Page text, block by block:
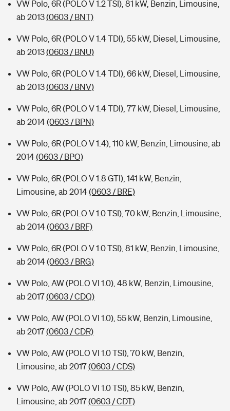
VW Polo, 6R (POLO V 1.2 TSI), 81 kW, Benzin, Limousine,
ab 2013(0603 / BNT)
VW Polo, 6R (POLO V 1.4 TDI), 55 kW, Diesel, Limousine,
ab 2013(0603 / BNU)
VW Polo, 6R (POLO V 1.4 TDI), 66 kW, Diesel, Limousine,
ab 2013(0603 / BNV)
VW Polo, 6R (POLO V 1.4 TDI), 77 kW, Diesel, Limousine,
ab 2014(0603 / BPN)
VW Polo, 6R (POLO V 1.4), 110 kW, Benzin, Limousine, ab
2014(0603 / BPO)
VW Polo, 6R (POLO V 1.8 GTI), 141 kW, Benzin,
Limousine, ab 2014(0603 / BRE)
VW Polo, 6R (POLO V 1.0 TSI), 70 kW, Benzin, Limousine,
ab 2014(0603 / BRF)
VW Polo, 6R (POLO V 1.0 TSI), 81 kW, Benzin, Limousine,
ab 2014(0603 / BRG)
VW Polo, AW (POLO VI 1.0), 48 kW, Benzin, Limousine,
ab 2017(0603 / CDQ)
VW Polo, AW (POLO VI 1.0), 55 kW, Benzin, Limousine,
ab 2017(0603 / CDR)
VW Polo, AW (POLO VI 1.0 TSI), 70 kW, Benzin,
Limousine, ab 2017(0603 / CDS)
VW Polo, AW (POLO VI 1.0 TSI), 85 kW, Benzin,
Limousine, ab 2017(0603 / CDT)